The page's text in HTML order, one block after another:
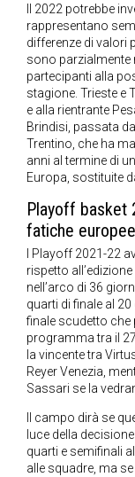
Il 2022 potrebbe
rappresentano
differenze di valori
sono parzialmente
partecipanti alla
stagione. Trieste e
e alla rientrante
Brindisi, passata
Trentino, che ha
anni al termine di
Europa, sostituite
Playoff basket
fatiche
I Playoff 2021-22
rispetto
nell’arco di 36
quarti di finale al 20
finale scudetto che
programma tra il
la vincente tra
Reyer Venezia,
Sassari se la
Il campo dirà se
luce della
quarti e semifinali
alle squadre, ma